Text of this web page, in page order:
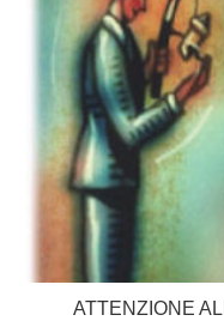
ATTENZIONE